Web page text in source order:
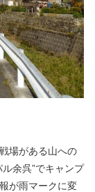
場がある山への
余呉”でキャンプ
が雨マークに変